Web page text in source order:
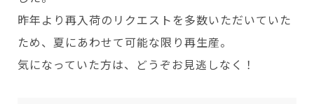
昨年より再入荷のリクエストを多数いただいていた
ため、夏にあわせて可能な限り再生産。
気になっていた方は、どうぞお見逃しなく！